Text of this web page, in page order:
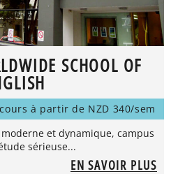
SCHOOL OF
à partir de NZD 340/sem
et dynamique, campus
sérieuse...
EN SAVOIR PLUS